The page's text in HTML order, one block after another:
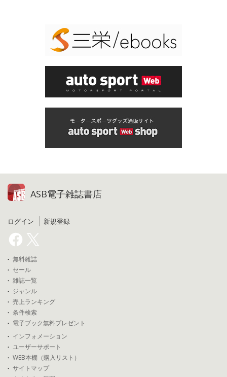
ASB電子雑誌書店
ログイン 新規登録
無料雑誌
セール
雑誌一覧
ジャンル
売上ランキング
条件検索
電子ブック無料プレゼント
インフォメーション
ユーザーサポート
WEB本棚（購入リスト）
サイトマップ